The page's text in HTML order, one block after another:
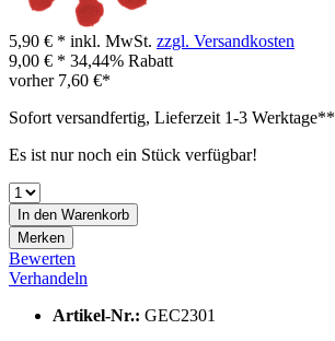
5,90 € * inkl. MwSt. zzgl. Versandkosten
9,00 € * 34,44% Rabatt
vorher 7,60 €*
Sofort versandfertig, Lieferzeit 1-3 Werktage**
Es ist nur noch ein Stück verfügbar!
In den Warenkorb
Merken
Bewerten
Verhandeln
Artikel-Nr.: GEC2301